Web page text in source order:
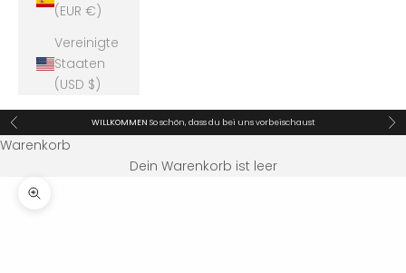
(EUR €)
Vereinigte
Staaten
(USD $)
Zurück WILLKOMMEN So schön, dass du bei uns vorbeischaust Vor
Warenkorb
Dein Warenkorb ist leer
Bild vergrößern